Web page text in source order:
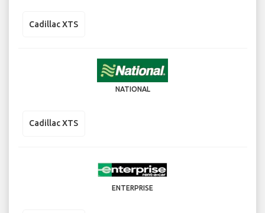
Cadillac XTS
NATIONAL
Cadillac XTS
ENTERPRISE